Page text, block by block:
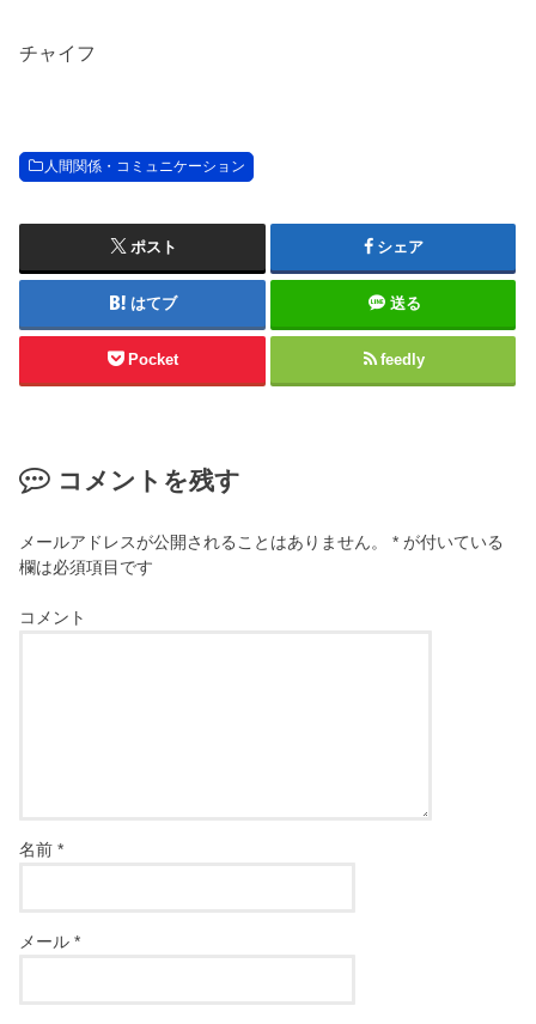
チャイフ
人間関係・コミュニケーション
ポスト シェア
はてブ 送る
Pocket feedly
コメントを残す
メールアドレスが公開されることはありません。 * が付いている
欄は必須項目です
コメント
名前*
メール*